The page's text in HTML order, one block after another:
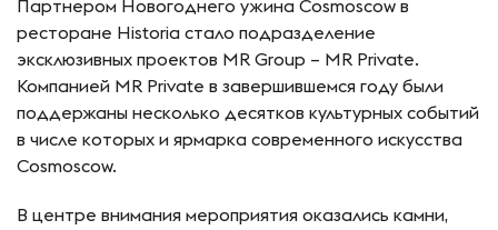
Партнером Новогоднего ужина Cosmoscow в
ресторане Historia стало подразделение
эксклюзивных проектов MR Group – MR Private.
Компанией MR Private в завершившемся году были
поддержаны несколько десятков культурных событий
в числе которых и ярмарка современного искусства
Cosmoscow.
В центре внимания мероприятия оказались камни,